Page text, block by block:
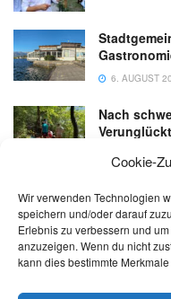
Cookie-
Wir verwenden Technologien
speichern und/oder darauf
Erlebnis zu verbessern und
anzuzeigen. Wenn du nicht
kann dies bestimmte
6. AUGUST
Nach